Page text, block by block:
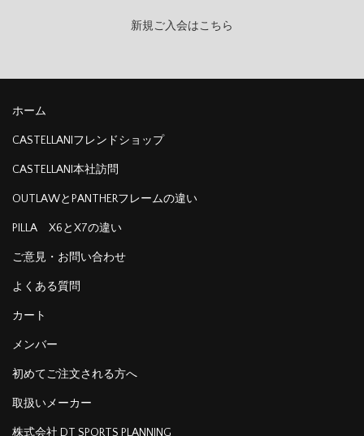
新規ご入会はこちら
ホーム
CASTELLANIフレンドショップ
CASTELLANI本社訪問
OUTLAWとPANTHERフレームの違い
PILLA X6とX7の違い
ご意見・お問い合わせ
よくある質問
カート
メンバー
初めてご注文される方へ
取扱いメーカー
株式会社 DT SPORTS PLANNING